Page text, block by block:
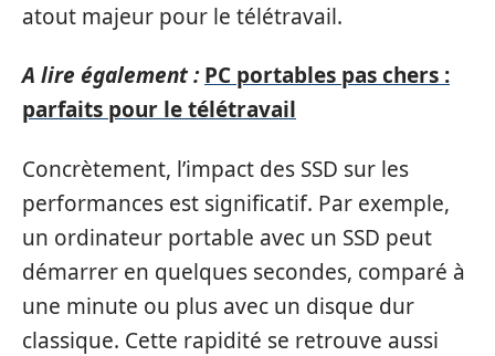
atout majeur pour le télétravail.
A lire également : PC portables pas chers :
parfaits pour le télétravail
Concrètement, l’impact des SSD sur les
performances est significatif. Par exemple,
un ordinateur portable avec un SSD peut
démarrer en quelques secondes, comparé à
une minute ou plus avec un disque dur
classique. Cette rapidité se retrouve aussi